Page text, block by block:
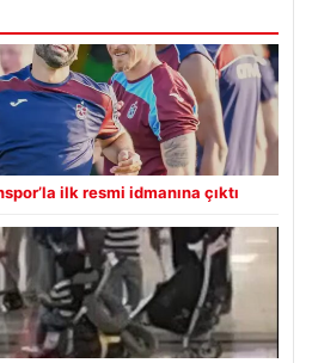
ilk resmi idmanına çıktı